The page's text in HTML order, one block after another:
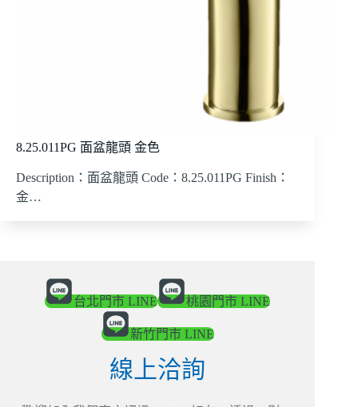
8.25.011PG 面盆龍頭 金色
Description：面盆龍頭 Code：8.25.011PG Finish：
金…
台北門市 LINE 桃園門市 LINE
新竹門市 LINE
線上洽詢